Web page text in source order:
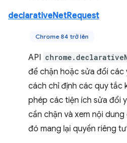
declarativeNetRequest
Chrome 84 trở lên
API
để chặn hoặc sửa đổi các
cách chỉ định các quy tắc
phép các tiện ích sửa đổi
cần chặn và xem nội
đó mang lại quyền riêng